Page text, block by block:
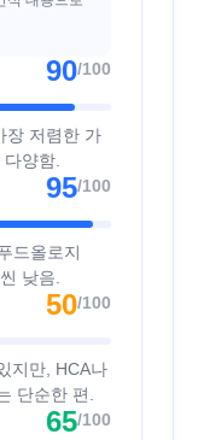
90/100
장 저렴한 가
다양함.
95/100
드올로지
낮음.
50/100
지만, HCA나
단순한 편.
65/100